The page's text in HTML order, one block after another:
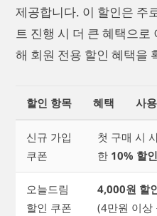
제공합니다. 이 할인은 주
트 진행 시 더 큰 혜택으
해 회원 전용 할인 혜택을
할인 항목 혜택 사
신규 가입
쿠폰
첫 구매 시
한 10% 할
오늘드림
할인 쿠폰
4,000원 할
(4만원 이상